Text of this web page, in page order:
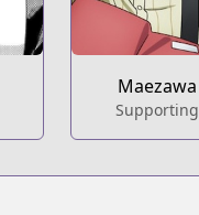
Maezawa
Supporting